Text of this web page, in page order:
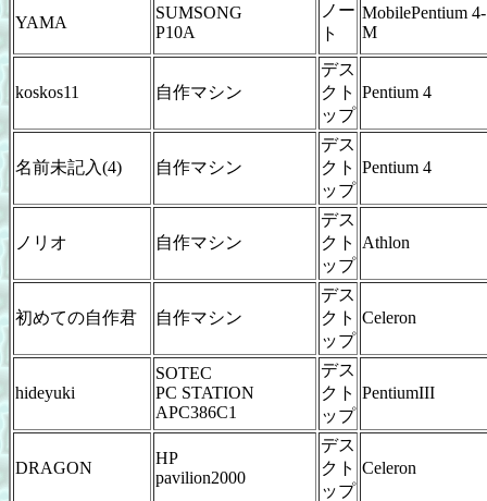
YAMA
SUMSONG
P10A
ノー
ト
MobilePentium 4-
M
koskos11 自作マシン
デス
クト
ップ
Pentium 4
名前未記入(4) 自作マシン
デス
クト
ップ
Pentium 4
ノリオ 自作マシン
デス
クト
ップ
Athlon
初めての自作君 自作マシン
デス
クト
ップ
Celeron
hideyuki
SOTEC
PC STATION
APC386C1
デス
クト
ップ
PentiumIII
DRAGON
HP
pavilion2000
デス
クト
ップ
Celeron